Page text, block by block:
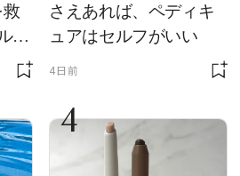
救
名
さえあれば、ペディキ
ュアはセルフがいい
4日前
4